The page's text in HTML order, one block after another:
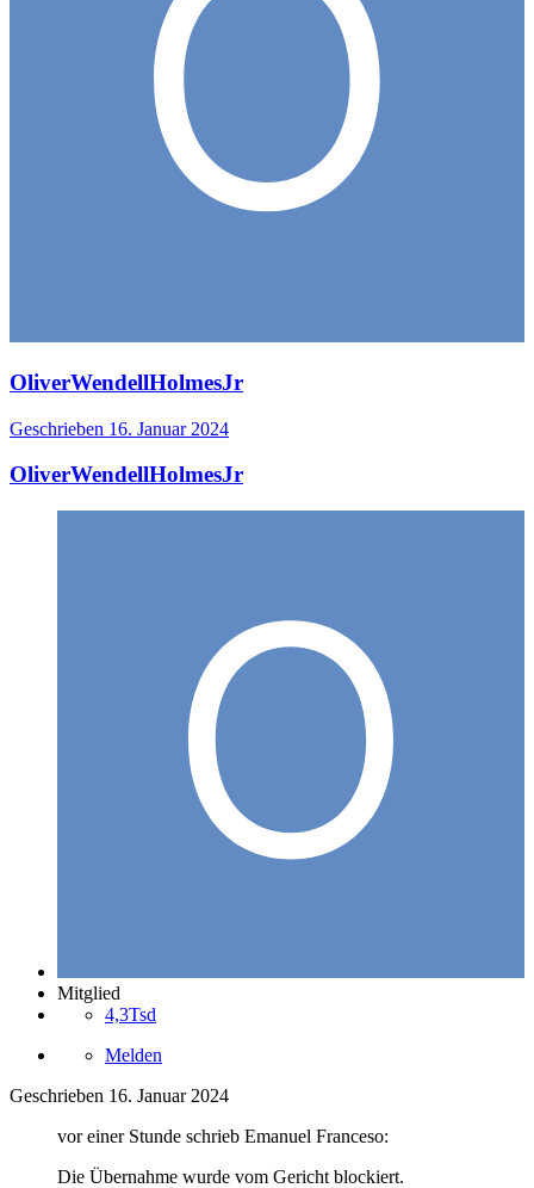
OliverWendellHolmesJr
Geschrieben 16. Januar 2024
OliverWendellHolmesJr
Mitglied
4,3Tsd
Melden
Geschrieben 16. Januar 2024
vor einer Stunde schrieb Emanuel Franceso:
Die Übernahme wurde vom Gericht blockiert.